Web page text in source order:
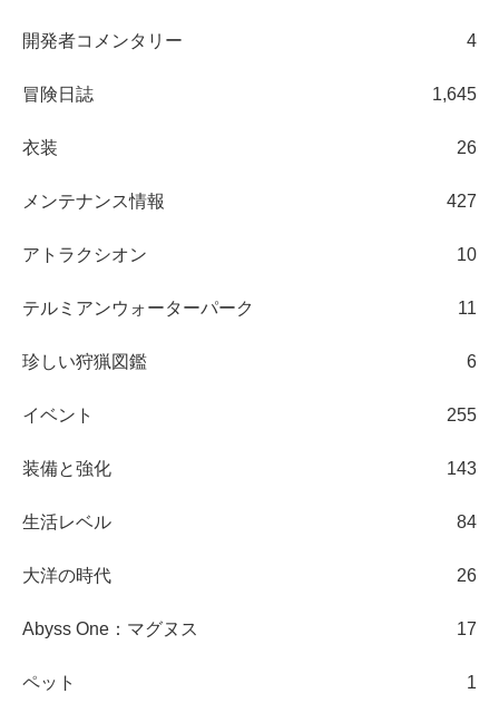
開発者コメンタリー 4
冒険日誌 1,645
衣装 26
メンテナンス情報 427
アトラクシオン 10
テルミアンウォーターパーク 11
珍しい狩猟図鑑 6
イベント 255
装備と強化 143
生活レベル 84
大洋の時代 26
Abyss One：マグヌス 17
ペット 1